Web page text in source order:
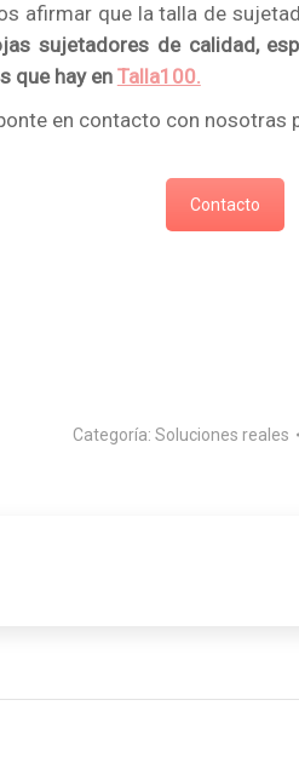
afirmar que la talla de
sujetadores de calidad,
que hay en Talla100.
en contacto con nosotras
Contacto
Categoría: Soluciones reales